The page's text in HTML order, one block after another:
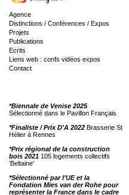
Agence
Distinctions / Conférences / Expos
Projets
Publications
Ecrits
Liens web : confs vidéos expos
Contact
*Biennale de Venise 2025
Sélectionné dans le Pavillon Français
*Finaliste / Prix D'A 2022 Brasserie St
Hélier à Rennes
*Prix régional de la construction
bois 2021 105 logements collectifs
'Beltaine'
*Sélectionné par l'UE et la
Fondation Mies van der Rohe pour
représenter la France dans le cadre